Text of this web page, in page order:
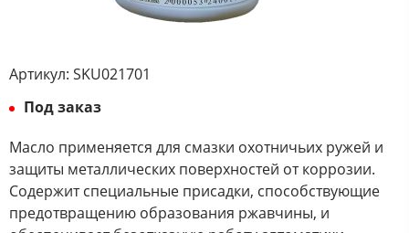
Артикул: SKU021701
Под заказ
Масло применяется для смазки охотничьих ружей и
защиты металлических поверхностей от коррозии.
Содержит специальные присадки, способствующие
предотвращению образования ржавчины, и